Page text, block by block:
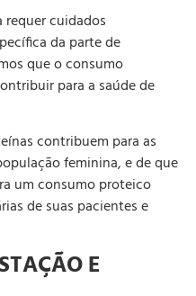
requer cuidados
da parte de
que o consumo
para a saúde de
contribuem para as
feminina, e de que
um consumo proteico
de suas pacientes e
E